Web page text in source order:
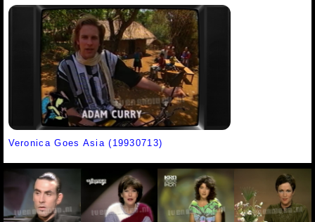
Veronica Goes Asia (19930713)